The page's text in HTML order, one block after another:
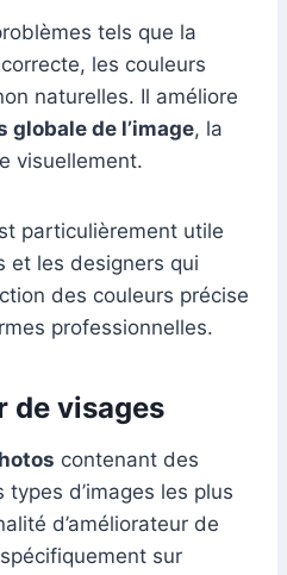
tels que la
les couleurs
naturelles. Il améliore
globale de l’image, la
visuellement.
particulièrement utile
et les designers qui
des couleurs précise
professionnelles.
de visages
contenant des
d’images les plus
d’améliorateur de
sur